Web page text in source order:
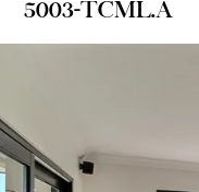
5003-TCML.A